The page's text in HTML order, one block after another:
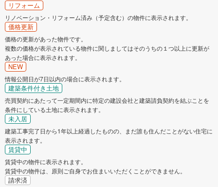
リフォーム
リノベーション・リフォーム済み（予定含む）の物件に表示されます。
価格更新
価格の更新があった物件です。
複数の価格が表示されている物件に関しましてはそのうちの１つ以上に更新が
あった場合に表示されます。
NEW
情報公開日が7日以内の場合に表示されます。
建築条件付き土地
売買契約にあたって一定期間内に特定の建設会社と建築請負契約を結ぶことを
条件にしている土地に表示されます。
未入居
建築工事完了日から1年以上経過したものの、まだ誰も住んだことがない住宅に
表示されます。
賃貸中
賃貸中の物件に表示されます。
賃貸中の物件は、原則ご自身でお住まいいただくことができません。
請求済